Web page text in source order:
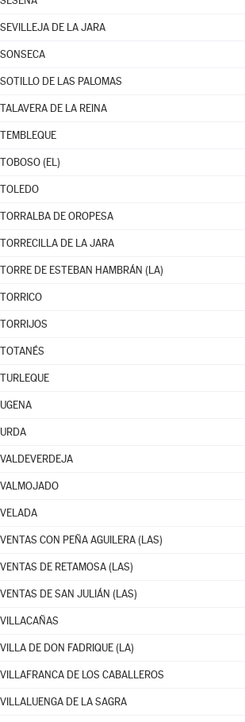
SEVILLEJA DE LA JARA
SONSECA
SOTILLO DE LAS PALOMAS
TALAVERA DE LA REINA
TEMBLEQUE
TOBOSO (EL)
TOLEDO
TORRALBA DE OROPESA
TORRECILLA DE LA JARA
TORRE DE ESTEBAN HAMBRÁN (LA)
TORRICO
TORRIJOS
TOTANÉS
TURLEQUE
UGENA
URDA
VALDEVERDEJA
VALMOJADO
VELADA
VENTAS CON PEÑA AGUILERA (LAS)
VENTAS DE RETAMOSA (LAS)
VENTAS DE SAN JULIÁN (LAS)
VILLACAÑAS
VILLA DE DON FADRIQUE (LA)
VILLAFRANCA DE LOS CABALLEROS
VILLALUENGA DE LA SAGRA